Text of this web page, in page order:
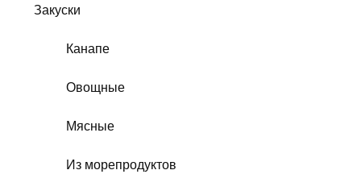
Закуски
Канапе
Овощные
Мясные
Из морепродуктов